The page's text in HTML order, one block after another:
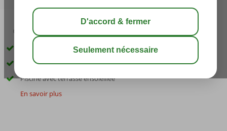
03:30 sauver
Chambres modernes
Piscine avec terrasse ensoleillée
En savoir plus